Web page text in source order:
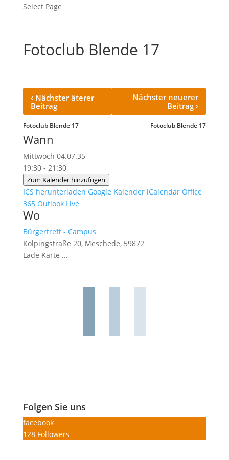
Select Page
Fotoclub Blende 17
‹Nächster äterer
Beitrag
Fotoclub Blende 17
Nächster neuerer
Beitrag›
Fotoclub Blende 17
Wann
Mittwoch 04.07.35
19:30 - 21:30
Zum Kalender hinzufügen
ICS herunterladen Google Kalender iCalendar Office
365 Outlook Live
Wo
Bürgertreff - Campus
Kolpingstraße 20, Meschede, 59872
Lade Karte ...
Folgen Sie uns
facebook
128 Followers